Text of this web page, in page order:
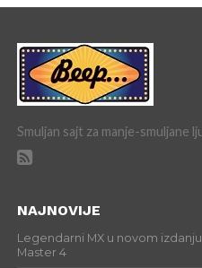
Smuljan sajt za manje-smuljane
NAJNOVIJE
Legendarni MX u novom
Master 4